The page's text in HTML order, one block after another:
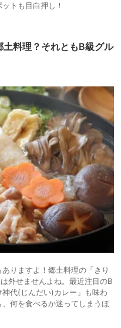
トも目白押し！
料理？それともB級グル
りますよ！郷土料理の「きり
外せませんよね。最近注目のB
代(じんだい)カレー」も味わ
何を食べるか迷ってしまうほ